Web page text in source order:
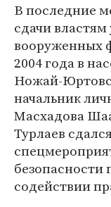
В последние
сдачи
вооруженных
2004 года в
Ножай-
начальник
Масхадова
Турлаев
безопасности
содействии